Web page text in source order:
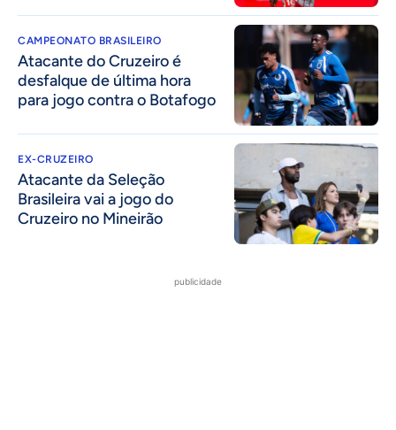
CAMPEONATO BRASILEIRO
Atacante do Cruzeiro é
desfalque de última hora
para jogo contra o Botafogo
EX-CRUZEIRO
Atacante da Seleção
Brasileira vai a jogo do
Cruzeiro no Mineirão
publicidade